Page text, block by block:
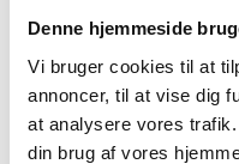
Denne hjemmeside
Vi bruger cookies til at
annoncer, til at vise dig
at analysere vores
din brug af vores
MERE INFORMATION
ANMELDELSER